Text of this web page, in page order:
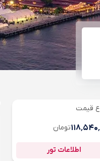
قیمت
تومان
اطلاعات تور